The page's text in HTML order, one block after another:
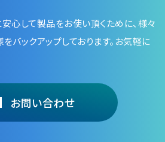
心して製品をお使い頂くために、 様々
バックアップしております。お気軽に
お問い合わせ